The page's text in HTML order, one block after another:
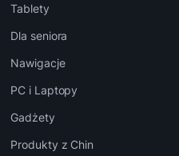
Tablety
Dla seniora
Nawigacje
PC i Laptopy
Gadżety
Produkty z Chin